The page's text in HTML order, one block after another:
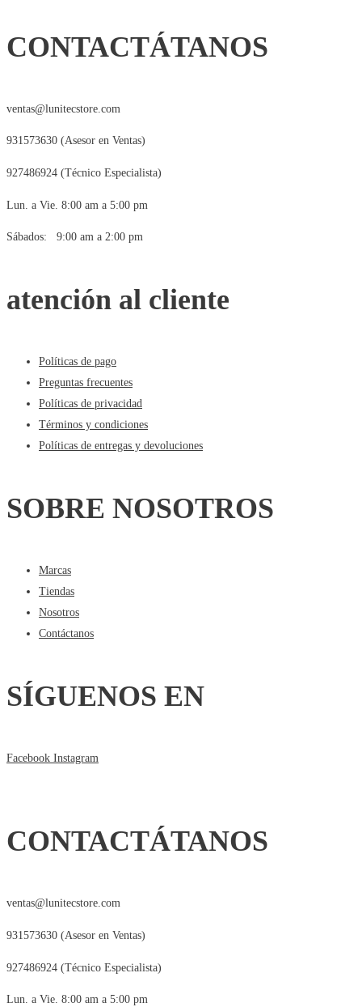
CONTACTÁTANOS
ventas@lunitecstore.com
931573630 (Asesor en Ventas)
927486924 (Técnico Especialista)
Lun. a Vie. 8:00 am a 5:00 pm
Sábados: 9:00 am a 2:00 pm
atención al cliente
Políticas de pago
Preguntas frecuentes
Políticas de privacidad
Términos y condiciones
Políticas de entregas y devoluciones
SOBRE NOSOTROS
Marcas
Tiendas
Nosotros
Contáctanos
SÍGUENOS EN
Facebook Instagram
CONTACTÁTANOS
ventas@lunitecstore.com
931573630 (Asesor en Ventas)
927486924 (Técnico Especialista)
Lun. a Vie. 8:00 am a 5:00 pm